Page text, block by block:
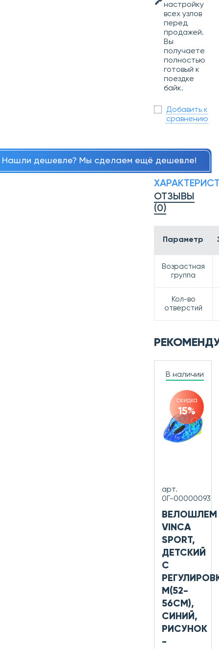
настройку
всех узлов
перед
продажей.
Вы
получаете
полностью
готовый к
поездке
байк.
Добавить к
сравнению
Нашли дешевле? Мы сделаем ещё дешевле!
ОТЗЫВЫ
(0)
Параметр
Возрастная
группа
Кол-во
отверстий
В наличии
скидка
15%
арт.
0Г-00000093
ВЕЛОШЛЕМ
VINCA
SPORT,
ДЕТСКИЙ
С
M(52-
56СМ),
СИНИЙ,
РИСУНОК
-